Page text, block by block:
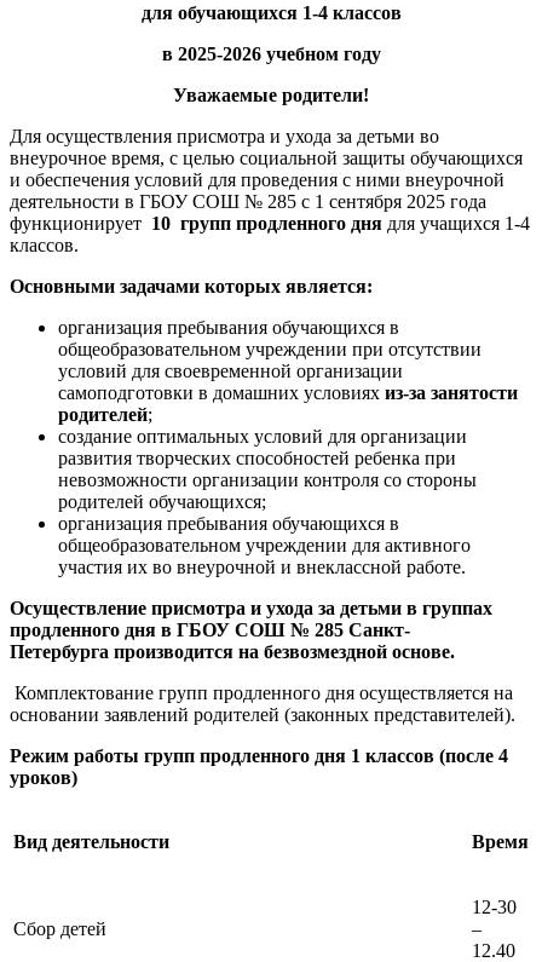
для обучающихся 1-4 классов
в 2025-2026учебном году
Уважаемые родители!
Для осуществления присмотра и ухода за детьми во
внеурочное время, с целью социальной защиты обучающихся
и обеспечения условий для проведения с ними внеурочной
деятельности в ГБОУ СОШ № 285 с 1 сентября 2025 года
функционирует 10 групп продленного дня для учащихся 1-4
классов.
Основными задачами которых является:
организация пребывания обучающихся в
общеобразовательном учреждении при отсутствии
условий для своевременной организации
самоподготовки в домашних условиях из-за занятости
родителей;
создание оптимальных условий для организации
развития творческих способностей ребенка при
невозможности организации контроля со стороны
родителей обучающихся;
организация пребывания обучающихся в
общеобразовательном учреждении для активного
участия их во внеурочной и внеклассной работе.
Осуществление присмотра и ухода за детьми в группах
продленного дня в ГБОУ СОШ № 285 Санкт-
Петербурга производится на безвозмездной основе.
Комплектование групп продленного дня осуществляется на
основании заявлений родителей (законных представителей).
Режим работы групп продленного дня 1 классов (после 4
уроков)
Вид деятельности Время
Сбор детей
12-30
–
12.40